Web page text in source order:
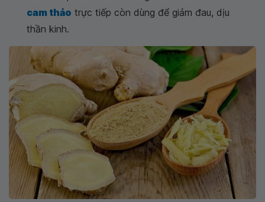
cam thảo trực tiếp còn dùng để giảm đau, dịu
thần kinh.